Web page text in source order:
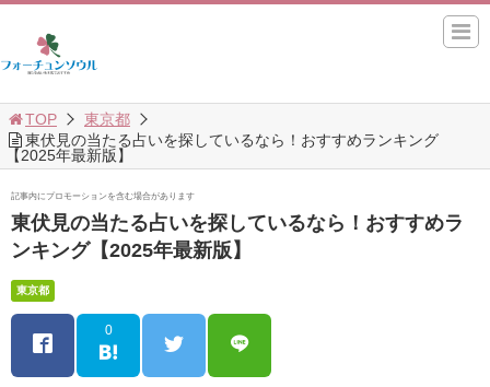
TOP
東京都
東伏見の当たる占いを探しているなら！おすすめランキング
【2025年最新版】
記事内にプロモーションを含む場合があります
東伏見の当たる占いを探しているなら！おすすめラ
ンキング【2025年最新版】
東京都
0